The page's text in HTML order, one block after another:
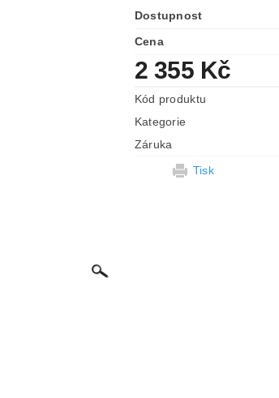
Dostupnost
Cena
2 355 Kč
Kód produktu
Kategorie
Záruka
Tisk